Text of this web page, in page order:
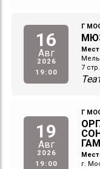
16
Авг
2026
19:00
Г
7
19
Авг
2026
19:00
Г
г.